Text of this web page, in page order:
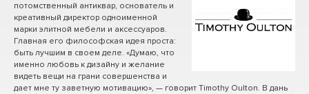
потомственный антиквар, основатель и
креативный директор одноименной
марки элитной мебели и аксессуаров.
Главная его философская идея проста:
быть лучшим в своем деле. «Думаю, что
именно любовь к дизайну и желание
видеть вещи на грани совершенства и
дает мне ту заветную мотивацию», — говорит Timothy Oulton. В дань